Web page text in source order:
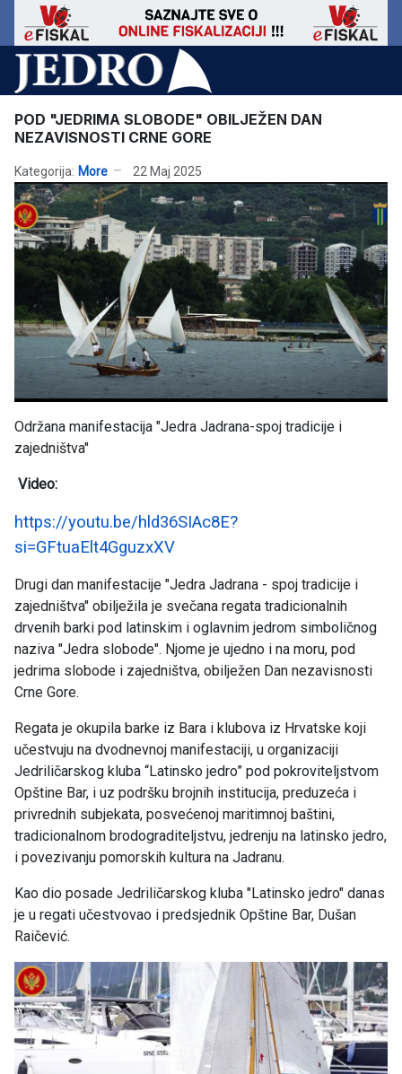
POD "JEDRIMA SLOBODE" OBILJEŽEN DAN
NEZAVISNOSTI CRNE GORE
Kategorija: More 22 Maj 2025
Održana manifestacija "Jedra Jadrana-spoj tradicije i
zajedništva"
Video:
https://youtu.be/hld36SIAc8E?
si=GFtuaElt4GguzxXV
Drugi dan manifestacije "Jedra Jadrana - spoj tradicije i
zajedništva" obilježila je svečana regata tradicionalnih
drvenih barki pod latinskim i oglavnim jedrom simboličnog
naziva "Jedra slobode". Njome je ujedno i na moru, pod
jedrima slobode i zajedništva, obilježen Dan nezavisnosti
Crne Gore.
Regata je okupila barke iz Bara i klubova iz Hrvatske koji
učestvuju na dvodnevnoj manifestaciji, u organizaciji
Jedriličarskog kluba “Latinsko jedro” pod pokroviteljstvom
Opštine Bar, i uz podršku brojnih institucija, preduzeća i
privrednih subjekata, posvećenoj maritimnoj baštini,
tradicionalnom brodograditeljstvu, jedrenju na latinsko jedro,
i povezivanju pomorskih kultura na Jadranu.
Kao dio posade Jedriličarskog kluba "Latinsko jedro" danas
je u regati učestvovao i predsjednik Opštine Bar, Dušan
Raičević.